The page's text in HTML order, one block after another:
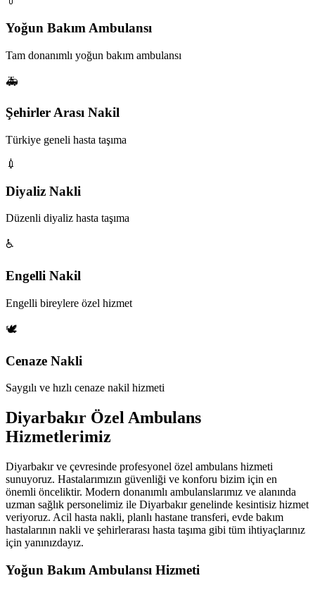
Yoğun Bakım Ambulansı
Tam donanımlı yoğun bakım ambulansı
🚑
Şehirler Arası Nakil
Türkiye geneli hasta taşıma
💉
Diyaliz Nakli
Düzenli diyaliz hasta taşıma
♿
Engelli Nakil
Engelli bireylere özel hizmet
🕊️
Cenaze Nakli
Saygılı ve hızlı cenaze nakil hizmeti
Diyarbakır Özel Ambulans
Hizmetlerimiz
Diyarbakır ve çevresinde profesyonel özel ambulans hizmeti
sunuyoruz. Hastalarımızın güvenliği ve konforu bizim için en
önemli önceliktir. Modern donanımlı ambulanslarımız ve alanında
uzman sağlık personelimiz ile Diyarbakır genelinde kesintisiz hizmet
veriyoruz. Acil hasta nakli, planlı hastane transferi, evde bakım
hastalarının nakli ve şehirlerarası hasta taşıma gibi tüm ihtiyaçlarınız
için yanınızdayız.
Yoğun Bakım Ambulansı Hizmeti